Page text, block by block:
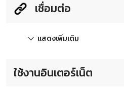
เชื่อมต่อ
แสดงเพิ่มเติม
ใช้งานอินเตอร์เน็ต